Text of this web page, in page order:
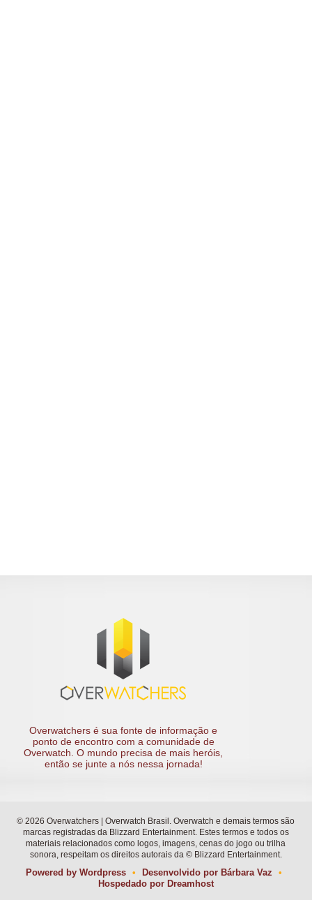
Overwatchers é sua fonte de informação e
ponto de encontro com a comunidade de
Overwatch. O mundo precisa de mais heróis,
então se junte a nós nessa jornada!
© 2026 Overwatchers | Overwatch Brasil. Overwatch e demais termos são
marcas registradas da Blizzard Entertainment. Estes termos e todos os
materiais relacionados como logos, imagens, cenas do jogo ou trilha
sonora, respeitam os direitos autorais da © Blizzard Entertainment.
Powered by Wordpress • Desenvolvido por Bárbara Vaz
•
Hospedado por Dreamhost